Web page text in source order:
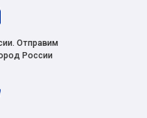
Отправим
России